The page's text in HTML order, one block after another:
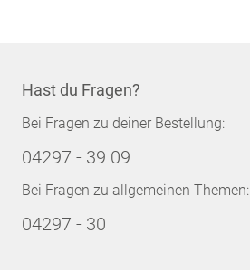
Hast du Fragen?
Bei Fragen zu deiner Bestellung:
04297 - 39 09
Bei Fragen zu allgemeinen Themen:
04297 - 30